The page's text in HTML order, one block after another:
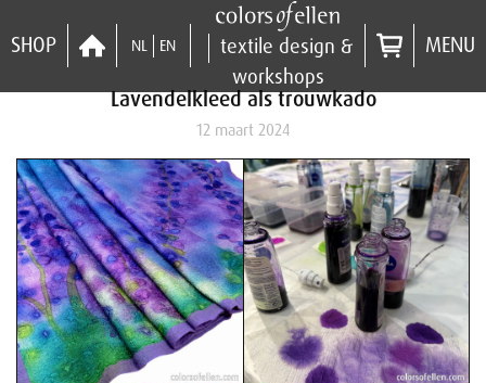
SHOP NL EN
textile design &
workshops
MENU
Lavendelkleed als trouwkado
12 maart 2024